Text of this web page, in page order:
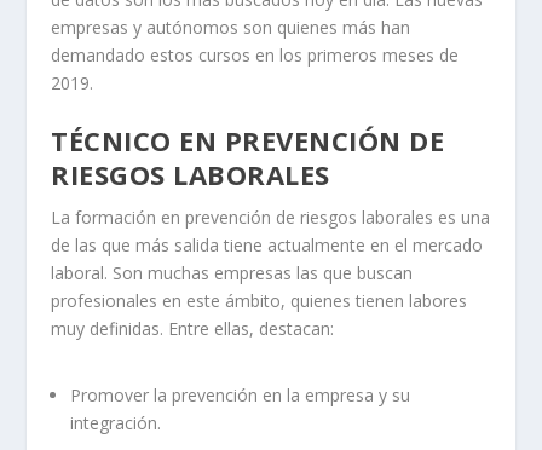
empresas y autónomos son quienes más han
demandado estos cursos en los primeros meses de
2019.
TÉCNICO EN PREVENCIÓN DE
RIESGOS LABORALES
La formación en prevención de riesgos laborales es una
de las que más salida tiene actualmente en el mercado
laboral. Son muchas empresas las que buscan
profesionales en este ámbito, quienes tienen labores
muy definidas. Entre ellas, destacan:
Promover la prevención en la empresa y su
integración.